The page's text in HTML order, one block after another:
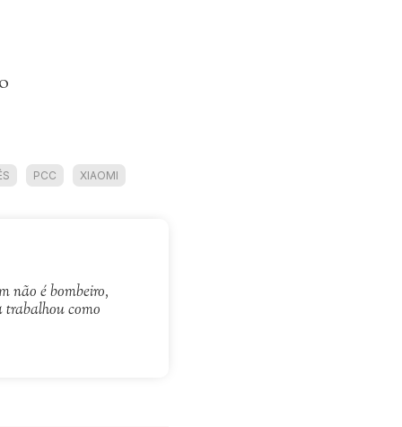
PCC XIAOMI
não é bombeiro,
trabalhou como